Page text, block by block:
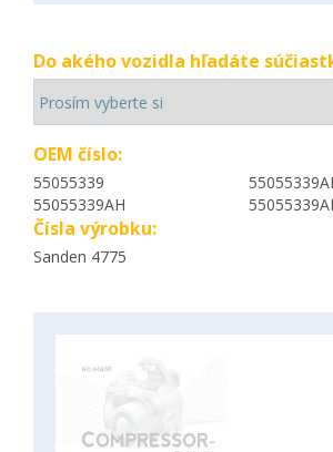
Do akého vozidla hľadáte
OEM číslo:
55055339
55055339AH
55055339AI
Čísla výrobku:
Sanden 4775